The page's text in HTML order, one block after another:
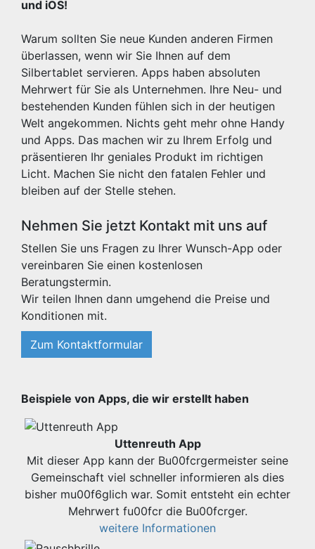
und iOS!
Warum sollten Sie neue Kunden anderen Firmen
überlassen, wenn wir Sie Ihnen auf dem
Silbertablet servieren. Apps haben absoluten
Mehrwert für Sie als Unternehmen. Ihre Neu- und
bestehenden Kunden fühlen sich in der heutigen
Welt angekommen. Nichts geht mehr ohne Handy
und Apps. Das machen wir zu Ihrem Erfolg und
präsentieren Ihr geniales Produkt im richtigen
Licht. Machen Sie nicht den fatalen Fehler und
bleiben auf der Stelle stehen.
Nehmen Sie jetzt Kontakt mit uns auf
Stellen Sie uns Fragen zu Ihrer Wunsch-App oder
vereinbaren Sie einen kostenlosen
Beratungstermin.
Wir teilen Ihnen dann umgehend die Preise und
Konditionen mit.
Zum Kontaktformular
Beispiele von Apps, die wir erstellt haben
Uttenreuth App
Mit dieser App kann der Bu00fcrgermeister seine
Gemeinschaft viel schneller informieren als dies
bisher mu00f6glich war. Somit entsteht ein echter
Mehrwert fu00fcr die Bu00fcrger.
weitere Informationen